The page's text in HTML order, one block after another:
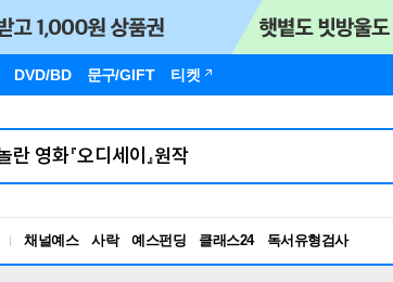
DVD/BD 문구/GIFT 티켓
채널예스 사락 예스펀딩 클래스24
독서유형검사
RBTI Lab